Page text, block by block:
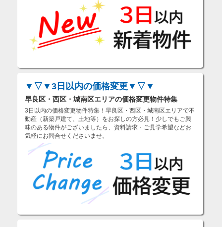
▼▽▼3日以内の価格変更▼▽▼
早良区・西区・城南区エリアの価格変更物件特集
3日以内の価格変更物件特集！早良区・西区・城南区エリアで不
動産（新築戸建て、土地等）をお探しの方必見！少しでもご興
味のある物件がございましたら、資料請求・ご見学希望などお
気軽にお問合せくださいませ。